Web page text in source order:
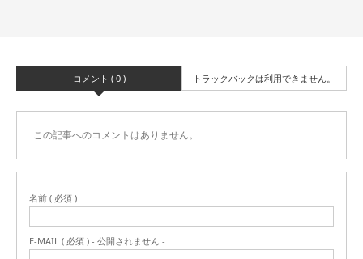
コメント ( 0 ) トラックバックは利用できません。
この記事へのコメントはありません。
名前 ( 必須 )
E-MAIL ( 必須 ) - 公開されません -